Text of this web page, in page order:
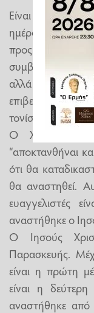
Είναι φανερό
ημέρα, Κυριακή,
προς την ώρα
συμβαίνει γιατί
αλλά
επιβεβαίωση
τονίσουν πως
Ο Χριστός
“αποκτανθήναι
ότι θα
θα αναστηθεί.
ευαγγελιστές
αναστήθηκε ο
Ο Ιησούς
Παρασκευής.
είναι η πρώτη
είναι η
αναστήθηκε από